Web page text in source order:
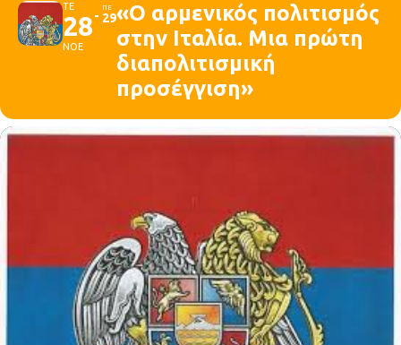
ΤΕ
28
ΝΟΕ
ΠΕ
29«Ο αρμενικός πολιτισμός
στην Ιταλία. Μια πρώτη
διαπολιτισμική
προσέγγιση»